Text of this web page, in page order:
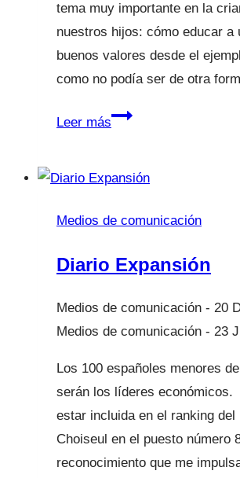
tema muy importante en la
nuestros hijos: cómo educar a
buenos valores desde el
como no podía ser de otra
Leer másEducar
ejemplo
Conectados
Medios de comunicación
Diario Expansión
20
23
Los 100 españoles menores
serán los líderes económicos.
estar incluida en el ranking del
Choiseul en el puesto número
reconocimiento que me